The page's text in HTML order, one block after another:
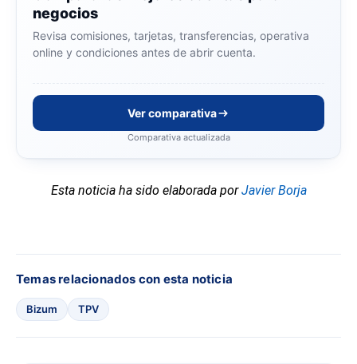
negocios
Revisa comisiones, tarjetas, transferencias, operativa
online y condiciones antes de abrir cuenta.
Ver comparativa
Comparativa actualizada
Esta noticia ha sido elaborada porJavier Borja
Temas relacionados con esta noticia
Bizum TPV